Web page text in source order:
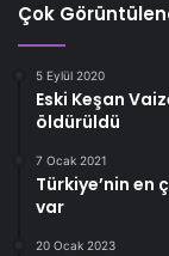
Çok
5 Eylül 2020
Eski Keşan
öldürüldü
7 Ocak 2021
Türkiye’nin en
var
20 Ocak 2023